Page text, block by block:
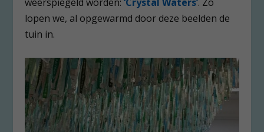
lopen we, al opgewarmd door deze beelden de
tuin in.